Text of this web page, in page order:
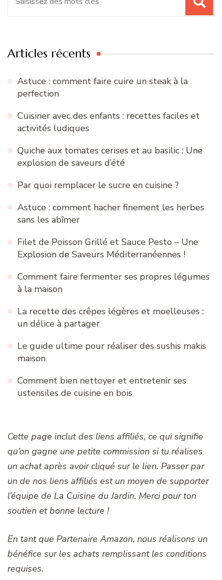
Articles récents
Astuce : comment faire cuire un steak à la
perfection
Cuisiner avec des enfants : recettes faciles et
activités ludiques
Quiche aux tomates cerises et au basilic : Une
explosion de saveurs d’été
Par quoi remplacer le sucre en cuisine ?
Astuce : comment hacher finement les herbes
sans les abîmer
Filet de Poisson Grillé et Sauce Pesto – Une
Explosion de Saveurs Méditerranéennes !
Comment faire fermenter ses propres légumes
à la maison
La recette des crêpes légères et moelleuses :
un délice à partager
Le guide ultime pour réaliser des sushis makis
maison
Comment bien nettoyer et entretenir ses
ustensiles de cuisine en bois
Cette page inclut des liens affiliés, ce qui signifie
qu’on gagne une petite commission si tu réalises
un achat après avoir cliqué sur le lien. Passer par
un de nos liens affiliés est un moyen de supporter
l’équipe de La Cuisine du Jardin. Merci pour ton
soutien et bonne lecture !
En tant que Partenaire Amazon, nous réalisons un
bénéfice sur les achats remplissant les conditions
requises.